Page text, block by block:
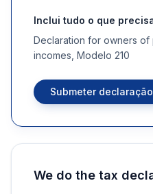
Inclui tudo o que
Declaration for owners of
incomes, Modelo 210
Submeter
We do the tax